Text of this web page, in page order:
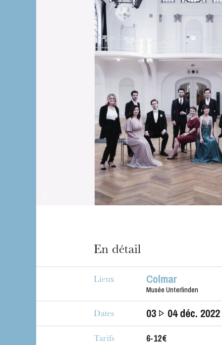
En détail
Lieux Colmar
Musée Unterlinden
Dates 03 04déc. 2022
Tarifs 6-12€